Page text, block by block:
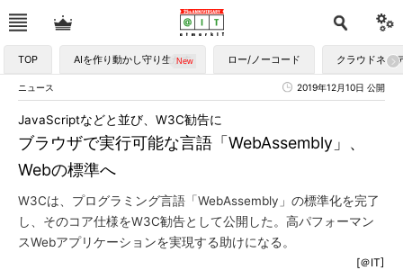
TOP AIを作り動かし守り生かす ロー/ノーコード クラウドネイ
ニュース 2019年12月10日 公開
ブラウザで実行可能な言語「WebAssembly」、
Webの標準へ
JavaScriptなどと並び、W3C勧告に
W3Cは、プログラミング言語「WebAssembly」の標準化を完了
し、そのコア仕様をW3C勧告として公開した。高パフォーマン
スWebアプリケーションを実現する助けになる。
[＠IT]